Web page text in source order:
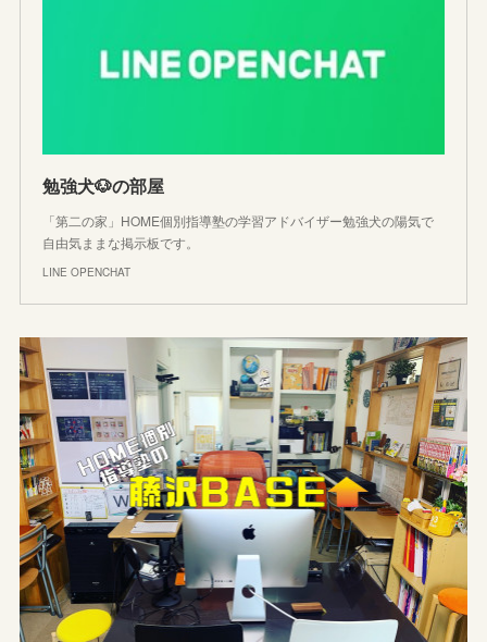
勉強犬🐶の部屋
「第二の家」HOME個別指導塾の学習アドバイザー勉強犬の陽気で
自由気ままな掲示板です。
LINE OPENCHAT